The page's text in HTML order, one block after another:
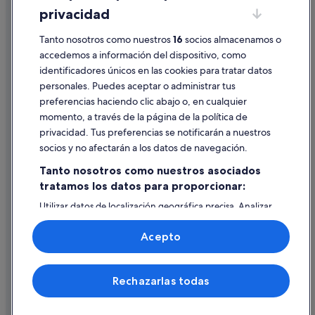
Madrid hoteles
Hoteles cerca de Puerta del Sol
Hoteles cerca de Estación de metro Sevilla
Hoteles para familias en Madrid
Hoteles románticos en Madrid
Pensiones en Madrid
Hoteles cerca de Estadio Santiago Bernabéu
Apartoteles en Madrid
Información legal/contacto
Pautas sobre el contenido y cómo denunciar contenido
Ayuda
Cancelar un vuelo
Cancelar una reserva de hotel o de un alquiler vacacional
Utilizar un cupón de Expedia
Documentos para viajes internacionales
© 2026 Expedia, Inc., una empresa de Expedia Group. Todos los
derechos reservados. Expedia y el logotipo de Expedia son marcas
comerciales o marcas comerciales registradas de Expedia, Inc.
privacidad
Tanto nosotros como nuestros16 socios almacenamos o
accedemos a información del dispositivo, como
identificadores únicos en las cookies para tratar datos
personales. Puedes aceptar o administrar tus
preferencias haciendo clic abajo o, en cualquier
momento, a través de la página de la política de
privacidad. Tus preferencias se notificarán a nuestros
socios y no afectarán a los datos de navegación.
Tanto nosotros como nuestros asociados
tratamos los datos para proporcionar:
Utilizar datos de localización geográfica precisa. Analizar
activamente las características del dispositivo para su
identificación. Almacenar la información en un dispositivo
y/o acceder a ella. Publicidad y contenido personalizados,
medición de publicidad y contenido, investigación de
audiencia y desarrollo de servicios.
Lista de asociados (proveedores)
Rechazarlas todas
Acepto